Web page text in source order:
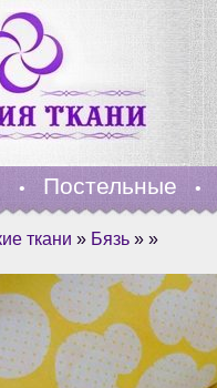
• Постельные •
ткани » Бязь » »